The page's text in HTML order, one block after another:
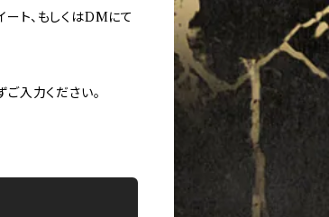
ト、もしくはDMにて
入力ください。